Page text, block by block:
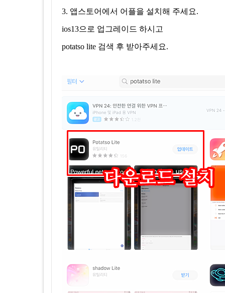
3. 앱스토어에서 어플을 설치해 주세요.
ios13으로 업그레이드 하시고
potatso lite 검색 후 받아주세요.